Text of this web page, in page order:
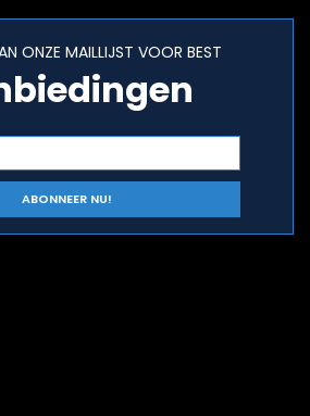
ONZE MAILLIJST VOOR BEST